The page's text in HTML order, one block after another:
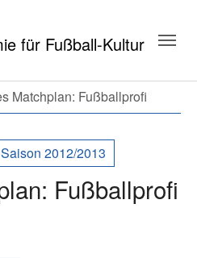
Matchplan: Fußballprofi
Saison 2012/2013
Fußballprofi